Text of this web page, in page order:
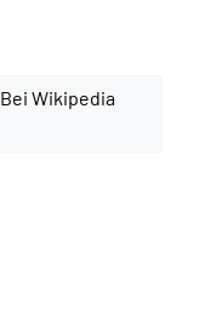
Bei Wikipedia